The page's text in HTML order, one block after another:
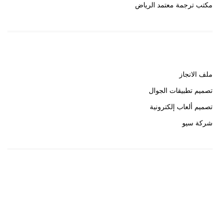
مكتب ترجمة معتمد الرياض
ملف الانجاز
تصميم تطبيقات الجوال
تصميم ألعاب إلكترونية
شركة سيو